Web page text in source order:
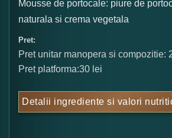
Mousse de portocale: piure de
naturala si crema vegetala
Pret:
Pret unitar manopera si compozitie:
Pret platforma:30 lei
Detalii ingrediente si valori